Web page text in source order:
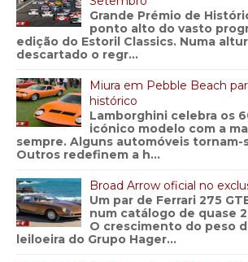
Grande Prémio de
ponto alto do vasto
edição do Estoril Classics. Numa
descartado o regr...
Miura em Pebble Beach
histórico
Lamborghini celebra os
icónico modelo com a
sempre. Alguns automóveis tornam-
Outros redefinem a h...
Broad Arrow oficial no
Um par de Ferrari 275
num catálogo de quase
O crescimento do peso
leiloeira do Grupo Hager...